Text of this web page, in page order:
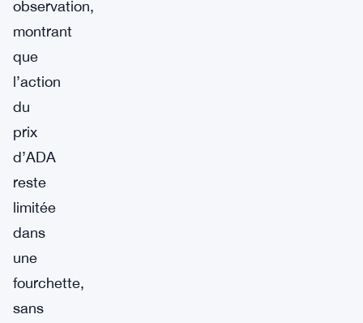
observation,
montrant
que
l’action
du
prix
d’ADA
reste
limitée
dans
une
fourchette,
sans